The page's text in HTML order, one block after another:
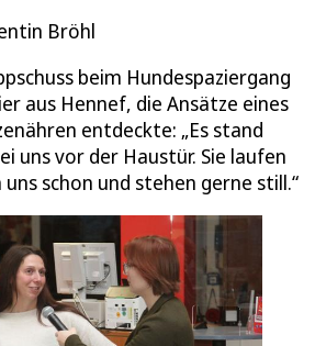
Bröhl
beim Hundespaziergang
aus Hennef, die Ansätze eines
entdeckte: „Es stand
uns vor der Haustür. Sie laufen
uns schon und stehen gerne still.“